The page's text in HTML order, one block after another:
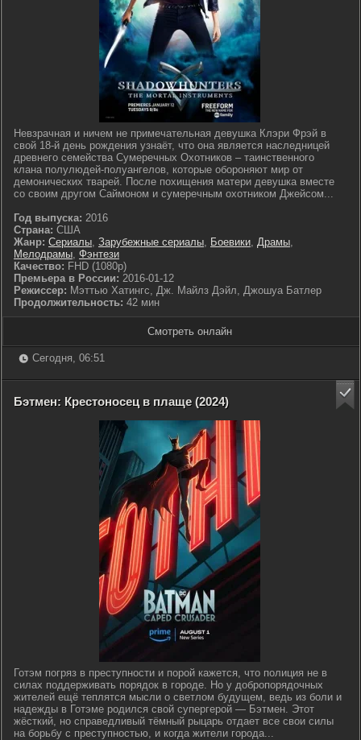
Невзрачная и ничем не примечательная девушка Клэри Фрэй в
свой 18-й день рождения узнаёт, что она является наследницей
древнего семейства Сумеречных Охотников – таинственного
клана полулюдей-полуангелов, которые обороняют мир от
демонических тварей. После похищения матери девушка вместе
со своим другом Саймоном и сумеречным охотником Джейсом...
Год выпуска: 2016
Страна: США
Жанр: Сериалы, Зарубежные сериалы, Боевики, Драмы,
Мелодрамы, Фэнтези
Качество: FHD (1080p)
Премьера в России: 2016-01-12
Режиссер: Мэттью Хатингс, Дж. Майлз Дэйл, Джошуа Батлер
Продолжительность: 42 мин
Смотреть онлайн
Сегодня, 06:51
Бэтмен: Крестоносец в плаще (2024)
Готэм погряз в преступности и порой кажется, что полиция не в
силах поддерживать порядок в городе. Но у добропорядочных
жителей ещё теплятся мысли о светлом будущем, ведь из боли и
надежды в Готэме родился свой супергерой — Бэтмен. Этот
жёсткий, но справедливый тёмный рыцарь отдает все свои силы
на борьбу с преступностью, и когда жители города...